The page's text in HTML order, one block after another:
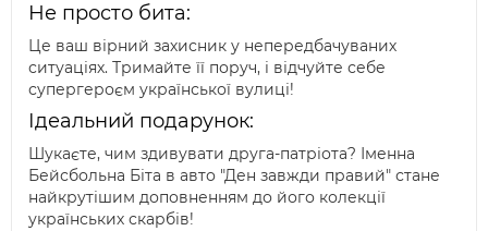
Не просто бита:
Це ваш вірний захисник у непередбачуваних
ситуаціях. Тримайте її поруч, і відчуйте себе
супергероєм української вулиці!
Ідеальний подарунок:
Шукаєте, чим здивувати друга-патріота? Іменна
Бейсбольна Біта в авто "Ден завжди правий" стане
найкрутішим доповненням до його колекції
українських скарбів!